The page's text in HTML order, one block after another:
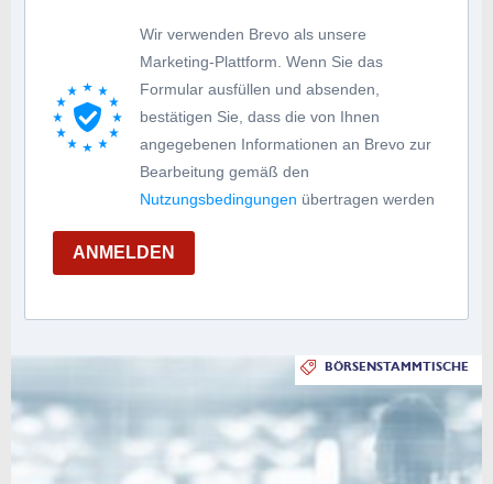
Wir verwenden Brevo als unsere
Marketing-Plattform. Wenn Sie das
Formular ausfüllen und absenden,
bestätigen Sie, dass die von Ihnen
angegebenen Informationen an Brevo zur
Bearbeitung gemäß den
Nutzungsbedingungen übertragen werden
ANMELDEN
BÖRSENSTAMMTISCHE